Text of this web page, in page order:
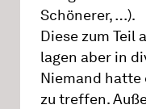
Schönerer, …).
Diese zum Teil
lagen aber in
Niemand hatte
zu treffen.